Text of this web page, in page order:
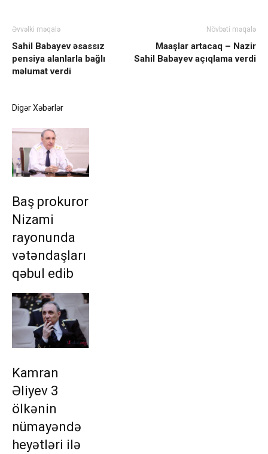
Əvvəlki məqalə
Sahil Babayev əsassız
pensiya alanlarla bağlı
məlumat verdi
Növbəti məqalə
Maaşlar artacaq – Nazir
Sahil Babayev açıqlama verdi
Digər Xəbərlər
Baş prokuror
Nizami
rayonunda
vətəndaşları
qəbul edib
Kamran
Əliyev 3
ölkənin
nümayəndə
heyətləri ilə